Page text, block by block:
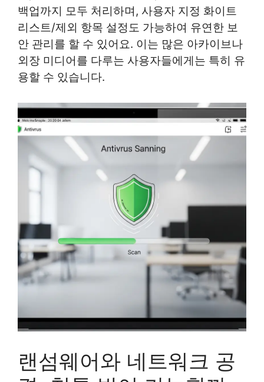
백업까지 모두 처리하며, 사용자 지정 화이트
리스트/제외 항목 설정도 가능하여 유연한 보
안 관리를 할 수 있어요. 이는 많은 아카이브나
외장 미디어를 다루는 사용자들에게는 특히 유
용할 수 있습니다.
랜섬웨어와 네트워크 공